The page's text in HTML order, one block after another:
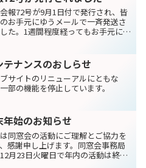
高等学校(旧本所工...
報72号が9月1日付で発行され、皆
お手元にゆうメールで一斉発送さ
た。1週間程度経ってもお手元に届
ますので、事務局へお問い合わせ
い。会報72...
テナンスのおしらせ
サイトのリニューアルにともな
部の機能を停止しています。
年始のお知らせ
同窓会の活動にご理解とご協力を
感謝申し上げます。同窓会事務局
月23日火曜日で年内の活動は終了